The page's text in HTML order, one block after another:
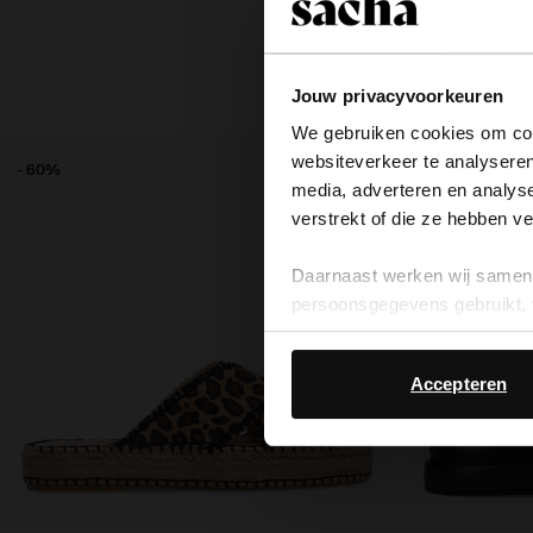
Jouw privacyvoorkeuren
We gebruiken cookies om
websiteverkeer te
media, adverteren en
verstrekt of die ze hebben
Daarnaast werken wij
persoonsgegevens
Accepteren
- 60% - 60%